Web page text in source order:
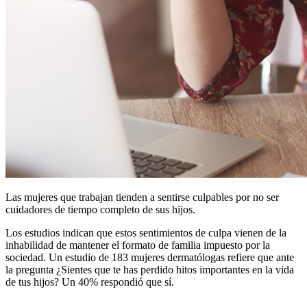
Las mujeres que trabajan tienden a sentirse culpables por no ser
cuidadores de tiempo completo de sus hijos.
Los estudios indican que estos sentimientos de culpa vienen de la
inhabilidad de mantener el formato de familia impuesto por la
sociedad. Un estudio de 183 mujeres dermatólogas refiere que ante
la pregunta ¿Sientes que te has perdido hitos importantes en la vida
de tus hijos? Un 40% respondió que sí.